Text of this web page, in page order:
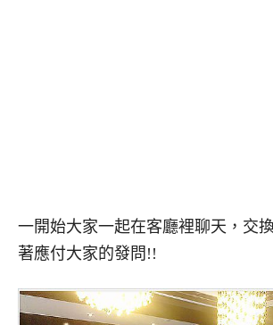
一開始大家一起在客廳裡聊天，交
著應付大家的發問!!